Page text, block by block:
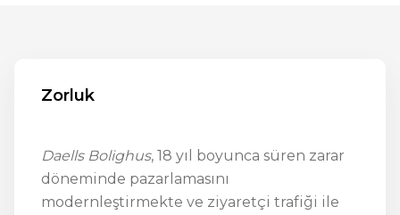
Zorluk
Daells Bolighus, 18 yıl boyunca süren zarar
döneminde pazarlamasını
modernleştirmekte ve ziyaretçi trafiği ile